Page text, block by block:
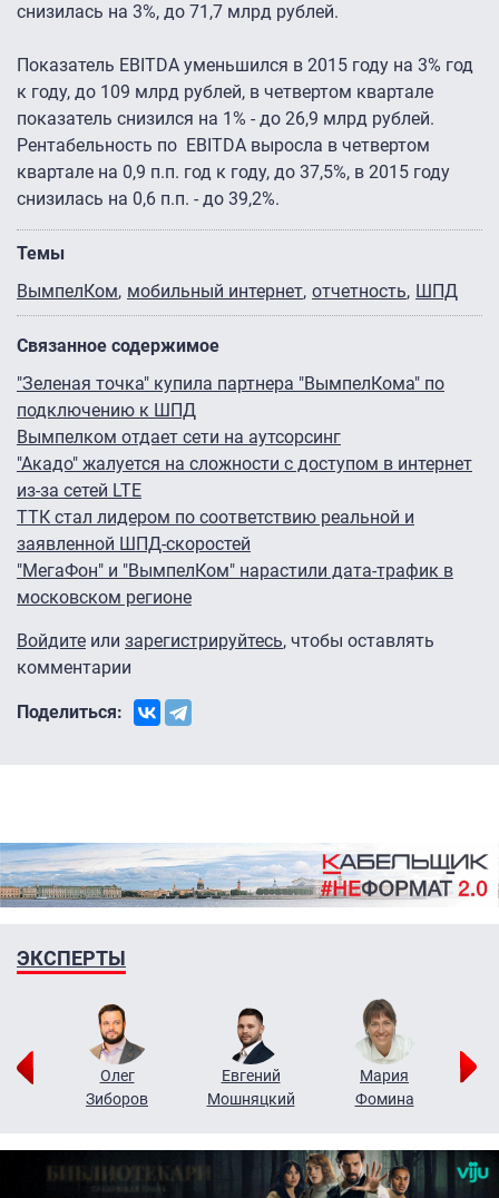
снизилась на 3%, до 71,7 млрд рублей.
Показатель EBITDA уменьшился в 2015 году на 3% год
к году, до 109 млрд рублей, в четвертом квартале
показатель снизился на 1% - до 26,9 млрд рублей.
Рентабельность по EBITDA выросла в четвертом
квартале на 0,9 п.п. год к году, до 37,5%, в 2015 году
снизилась на 0,6 п.п. - до 39,2%.
Темы
ВымпелКом мобильный интернет отчетность ШПД
Связанное содержимое
"Зеленая точка" купила партнера "ВымпелКома" по
подключению к ШПД
Вымпелком отдает сети на аутсорсинг
"Акадо" жалуется на сложности с доступом в интернет
из-за сетей LTE
ТТК стал лидером по соответствию реальной и
заявленной ШПД-скоростей
"МегаФон" и "ВымпелКом" нарастили дата-трафик в
московском регионе
Войдите или зарегистрируйтесь, чтобы оставлять
комментарии
Поделиться:
ЭКСПЕРТЫ
Олег
Зиборов
Евгений
Мошняцкий
Мария
Фомина